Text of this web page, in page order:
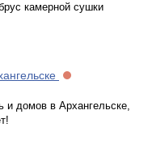
камерной сушки
и домов в Архангельске,